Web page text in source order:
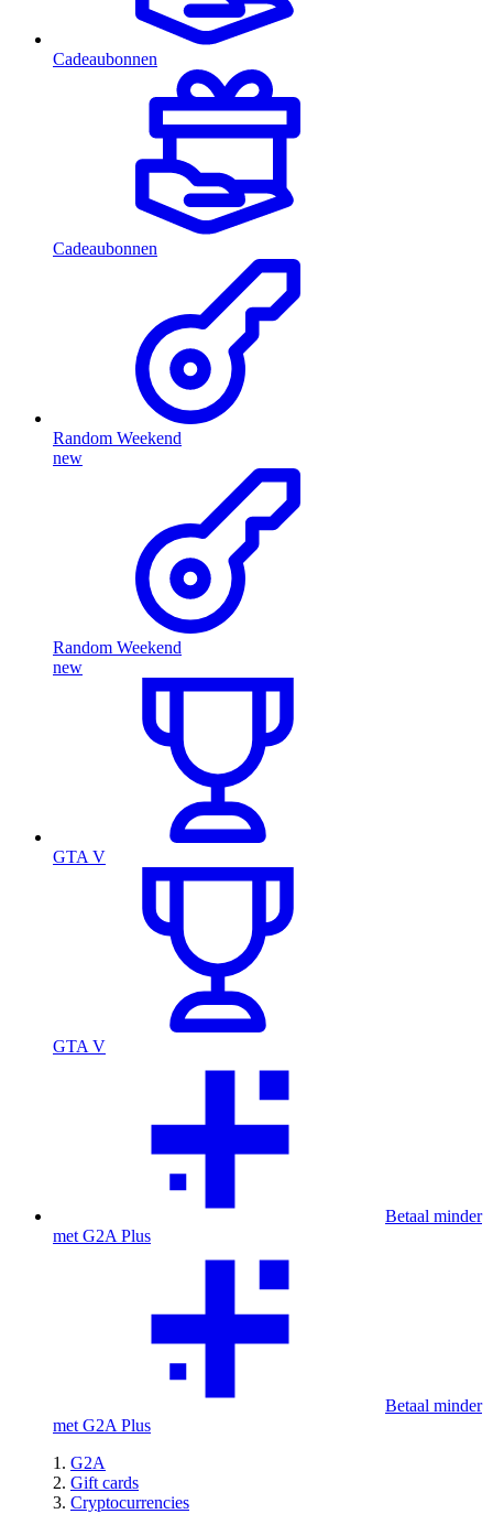
Cadeaubonnen
Cadeaubonnen
Random Weekend
new
Random Weekend
new
GTA V
GTA V
Betaal minder
met G2A Plus
Betaal minder
met G2A Plus
G2A
Gift cards
Cryptocurrencies